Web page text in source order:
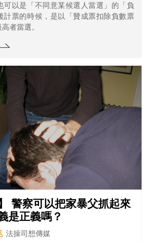
可以是「不同意某候選人當選」的「負
計票的時候，是以「贊成票扣除負數票
者當選。
警察可以把家暴父抓起來
是正義嗎？
法操司想傳媒